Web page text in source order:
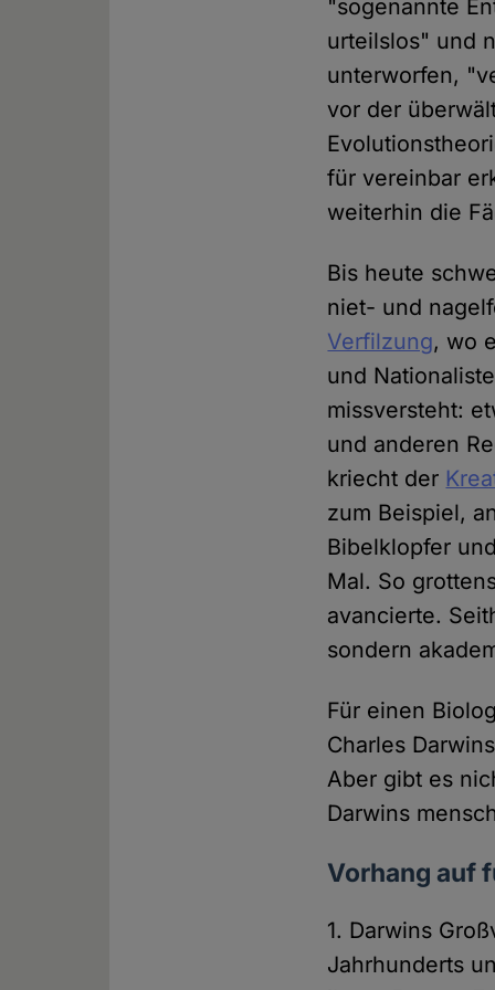
"sogenannte
urteilslos" und
unterworfen,
vor der
für vereinbar
weiterhin die
Bis heute
niet- und
Verfilzung, wo
und
missversteht:
und anderen
kriecht der
zum Beispiel,
Bibelklopfer
Mal. So
avancierte.
sondern
Für einen
Charles
Aber gibt es
Darwins
Vorhang auf
1. Darwins
Jahrhunderts